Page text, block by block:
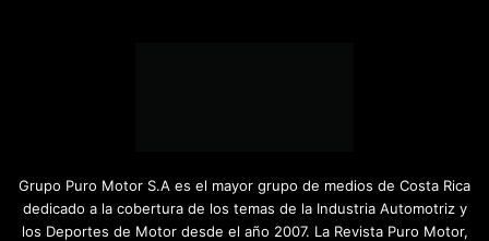
Grupo Puro Motor S.A es el mayor grupo de medios de Costa Rica
dedicado a la cobertura de los temas de la Industria Automotriz y
los Deportes de Motor desde el año 2007. La Revista Puro Motor,